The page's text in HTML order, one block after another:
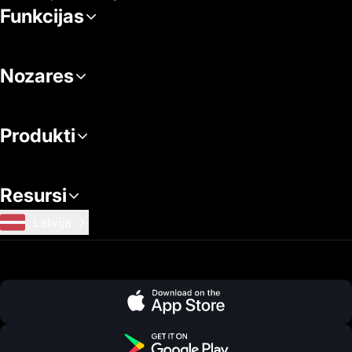
Funkcijas
Nozares
Produkti
Resursi